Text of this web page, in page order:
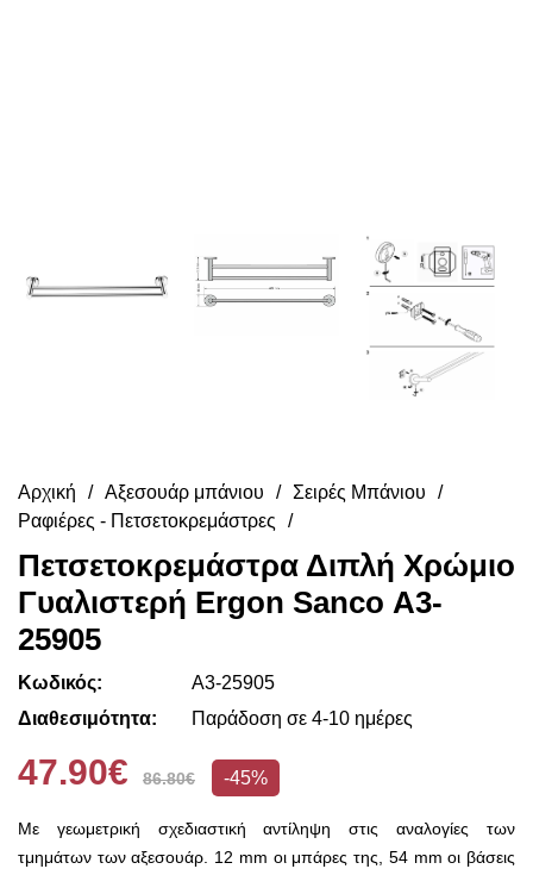
Αρχική Αξεσουάρ μπάνιου
Σειρές Μπάνιου
Ραφιέρες - Πετσετοκρεμάστρες
Πετσετοκρεμάστρα Διπλή Χρώμιο
Γυαλιστερή Ergon Sanco Α3-
25905
Κωδικός:
Α3-25905
Διαθεσιμότητα:
Παράδοση σε 4-10 ημέρες
47.90€ 86.80€ -45%
Με γεωμετρική σχεδιαστική αντίληψη στις αναλογίες των
τμημάτων των αξεσουάρ. 12 mm οι μπάρες της, 54 mm οι βάσεις